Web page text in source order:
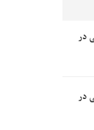
در
در